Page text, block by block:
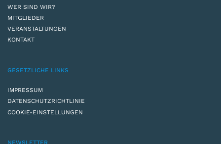
WER SIND WIR?
MITGLIEDER
VERANSTALTUNGEN
KONTAKT
GESETZLICHE LINKS
IMPRESSUM
DATENSCHUTZRICHTLINIE
COOKIE-EINSTELLUNGEN
NEWSLETTER